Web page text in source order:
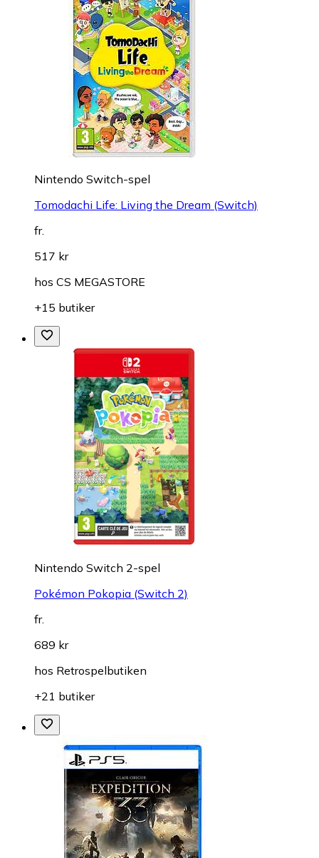
Nintendo Switch-spel
Tomodachi Life: Living the Dream (Switch)
fr.
517 kr
hos CS MEGASTORE
+15 butiker
Nintendo Switch 2-spel
Pokémon Pokopia (Switch 2)
fr.
689 kr
hos Retrospelbutiken
+21 butiker